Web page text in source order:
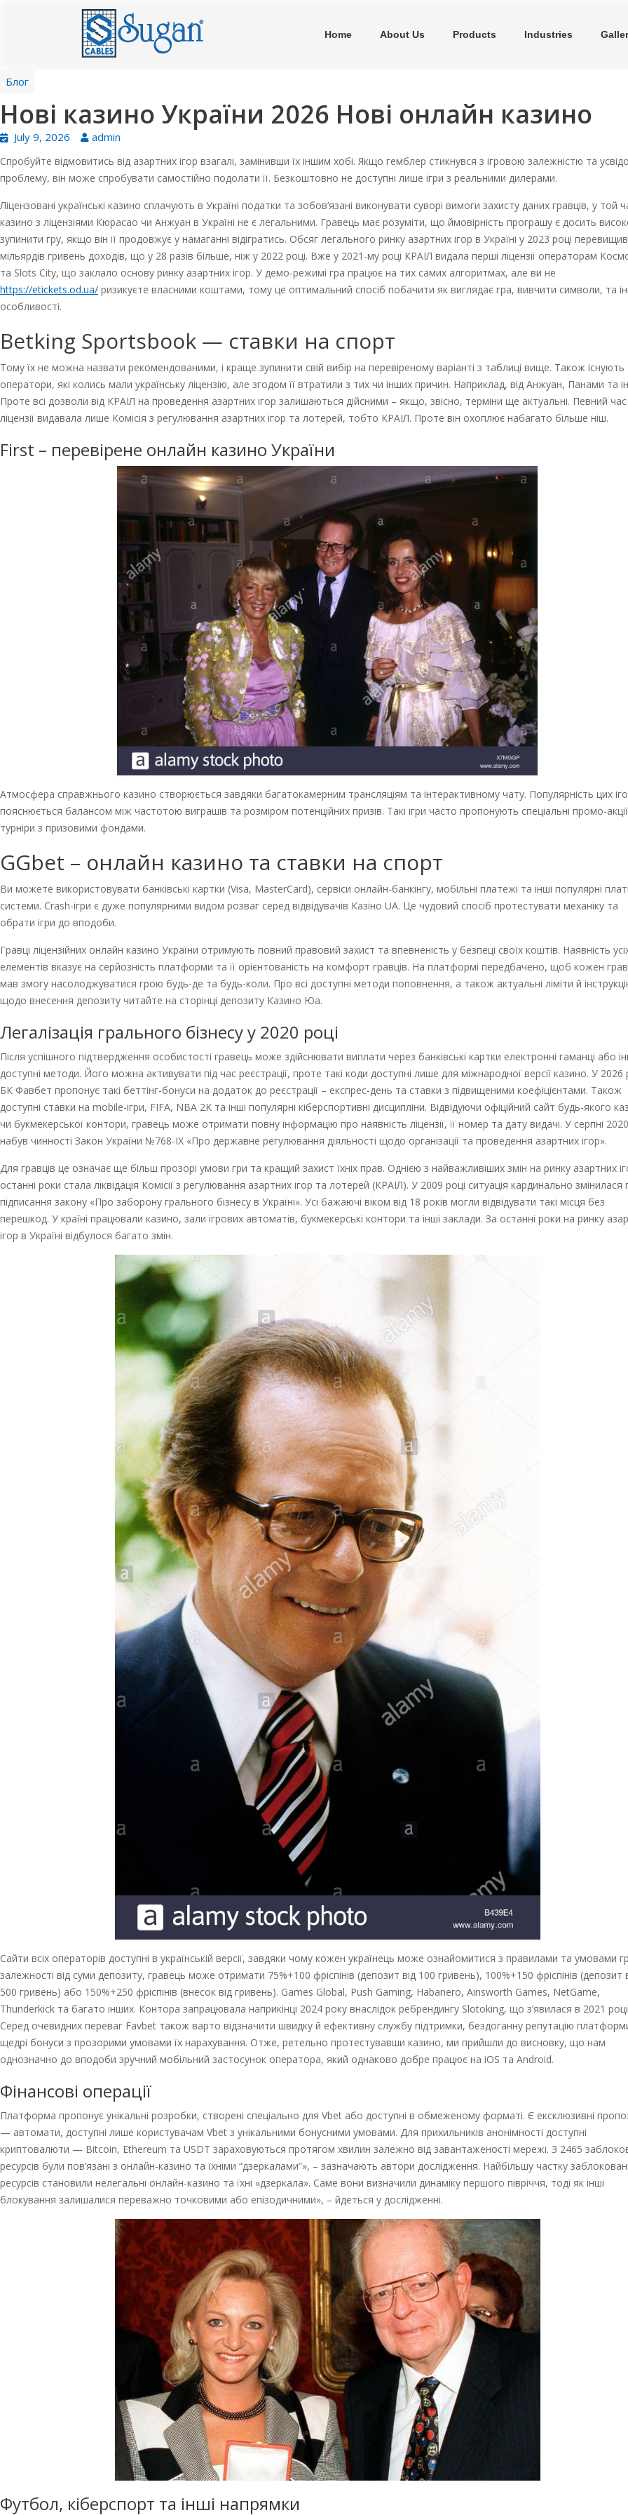
Home About Us Products Industries
Блог
Нові казино України 2026 Нові онлайн казино
July 9, 2026 admin
Спробуйте відмовитись від азартних ігор взагалі, замінивши їх іншим хобі. Якщо гемблер стикнувся з ігровою залежністю та
проблему, він може спробувати самостійно подолати її. Безкоштовно не доступні лише ігри з реальними дилерами.
Ліцензовані українські казино сплачують в Україні податки та зобов’язані виконувати суворі вимоги захисту даних гравців, у той
казино з ліцензіями Кюрасао чи Анжуан в Україні не є легальними. Гравець має розуміти, що ймовірність програшу є досить
зупинити гру, якщо він її продовжує у намаганні відігратись. Обсяг легального ринку азартних ігор в Україні у 2023 році
мільярдів гривень доходів, що у 28 разів більше, ніж у 2022 році. Вже у 2021-му році КРАІЛ видала перші ліцензії операторам
та Slots City, що заклало основу ринку азартних ігор. У демо-режимі гра працює на тих самих алгоритмах, але ви не
https://etickets.od.ua/ ризикуєте власними коштами, тому це оптимальний спосіб побачити як виглядає гра, вивчити символи, та
особливості.
Betking Sportsbook — ставки на спорт
Тому їх не можна назвати рекомендованими, і краще зупинити свій вибір на перевіреному варіанті з таблиці вище. Також існують
оператори, які колись мали українську ліцензію, але згодом її втратили з тих чи інших причин. Наприклад, від Анжуан, Панами та
Проте всі дозволи від КРАІЛ на проведення азартних ігор залишаються дійсними – якщо, звісно, терміни ще актуальні. Певний час
ліцензії видавала лише Комісія з регулювання азартних ігор та лотерей, тобто КРАІЛ. Проте він охоплює набагато більше ніш.
First – перевірене онлайн казино України
Атмосфера справжнього казино створюється завдяки багатокамерним трансляціям та інтерактивному чату. Популярність цих
пояснюється балансом між частотою виграшів та розміром потенційних призів. Такі ігри часто пропонують спеціальні промо-
турніри з призовими фондами.
GGbet – онлайн казино та ставки на спорт
Ви можете використовувати банківські картки (Visa, MasterCard), сервіси онлайн-банкінгу, мобільні платежі та інші популярні
системи. Crash-ігри є дуже популярними видом розваг серед відвідувачів Казіно UA. Це чудовий спосіб протестувати механіку та
обрати ігри до вподоби.
Гравці ліцензійних онлайн казино України отримують повний правовий захист та впевненість у безпеці своїх коштів. Наявність
елементів вказує на серйозність платформи та її орієнтованість на комфорт гравців. На платформі передбачено, щоб кожен
мав змогу насолоджуватися грою будь-де та будь-коли. Про всі доступні методи поповнення, а також актуальні ліміти й
щодо внесення депозиту читайте на сторінці депозиту Казино Юа.
Легалізація грального бізнесу у 2020 році
Після успішного підтвердження особистості гравець може здійснювати виплати через банківські картки електронні гаманці або
доступні методи. Його можна активувати під час реєстрації, проте такі коди доступні лише для міжнародної версії казино. У 2026
БК Фавбет пропонує такі беттінг-бонуси на додаток до реєстрації – експрес-день та ставки з підвищеними коефіцієнтами. Також
доступні ставки на mobile-ігри, FIFA, NBA 2K та інші популярні кіберспортивні дисципліни. Відвідуючи офіційний сайт будь-якого
чи букмекерської контори, гравець може отримати повну інформацію про наявність ліцензії, її номер та дату видачі. У серпні
набув чинності Закон України №768-IX «Про державне регулювання діяльності щодо організації та проведення азартних ігор».
Для гравців це означає ще більш прозорі умови гри та кращий захист їхніх прав. Однією з найважливіших змін на ринку азартних
останні роки стала ліквідація Комісії з регулювання азартних ігор та лотерей (КРАІЛ). У 2009 році ситуація кардинально змінилася
підписання закону «Про заборону грального бізнесу в Україні». Усі бажаючі віком від 18 років могли відвідувати такі місця без
перешкод. У країні працювали казино, зали ігрових автоматів, букмекерські контори та інші заклади. За останні роки на ринку
ігор в Україні відбулося багато змін.
Сайти всіх операторів доступні в українській версії, завдяки чому кожен українець може ознайомитися з правилами та умовами
залежності від суми депозиту, гравець може отримати 75%+100 фріспінів (депозит від 100 гривень), 100%+150 фріспінів (депозит
500 гривень) або 150%+250 фріспінів (внесок від гривень). Games Global, Push Gaming, Habanero, Ainsworth Games, NetGame,
Thunderkick та багато інших. Контора запрацювала наприкінці 2024 року внаслідок ребрендингу Slotoking, що з’явилася в 2021
Серед очевидних переваг Favbet також варто відзначити швидку й ефективну службу підтримки, бездоганну репутацію
щедрі бонуси з прозорими умовами їх нарахування. Отже, ретельно протестувавши казино, ми прийшли до висновку, що нам
однозначно до вподоби зручний мобільний застосунок оператора, який однаково добре працює на iOS та Android.
Фінансові операції
Платформа пропонує унікальні розробки, створені спеціально для Vbet або доступні в обмеженому форматі. Є ексклюзивні
— автомати, доступні лише користувачам Vbet з унікальними бонусними умовами. Для прихильників анонімності доступні
криптовалюти — Bitcoin, Ethereum та USDT зараховуються протягом хвилин залежно від завантаженості мережі. З 2465
ресурсів були пов’язані з онлайн-казино та їхніми “дзеркалами”», – зазначають автори дослідження. Найбільшу частку
ресурсів становили нелегальні онлайн-казино та їхні «дзеркала». Саме вони визначили динаміку першого півріччя, тоді як інші
блокування залишалися переважно точковими або епізодичними», – йдеться у дослідженні.
Футбол, кіберспорт та інші напрямки